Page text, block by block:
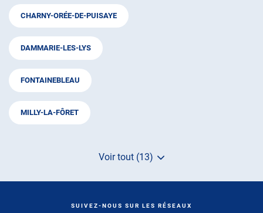
CHARNY-ORÉE-DE-PUISAYE
DAMMARIE-LES-LYS
FONTAINEBLEAU
MILLY-LA-FÔRET
Voir tout (13)
de
de
de
SUIVEZ-NOUS SUR LES RÉSEAUX